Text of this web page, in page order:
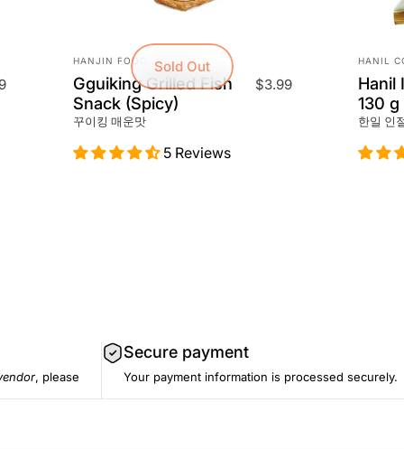
Sold Out
Vendor:
HANJIN FOOD: 한진 식품
Gguiking Grilled Fish
Snack (Spicy)
꾸이킹 매운맛
$3.99
5 Reviews
HANIL
Hanil
130 g
한일 인
, please
Secure payment
Your payment information is processed securely.